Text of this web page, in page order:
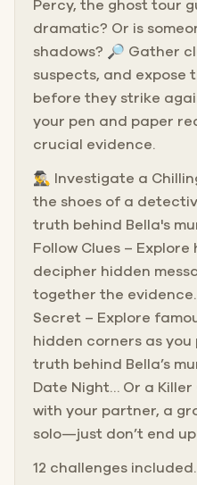
Percy, the ghost tour
dramatic? Or is
shadows? 🔎 Gather
suspects, and expose
before they strike
your pen and paper
crucial evidence.
🕵️‍♂️ Investigate a
the shoes of a
truth behind Bella's
Follow Clues –
decipher hidden
together the
Secret – Explore
hidden corners as
truth behind Bella’s
Date Night… Or a
with your partner, a
solo—just don’t end
12 challenges included.